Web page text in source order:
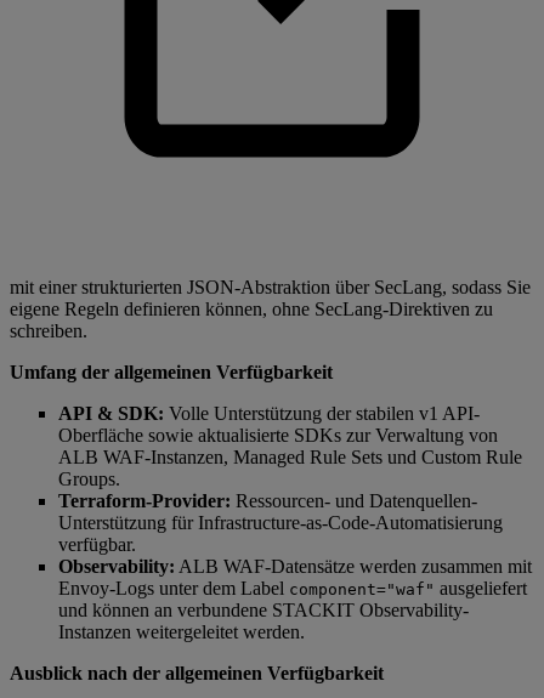
mit einer strukturierten JSON-Abstraktion über SecLang, sodass Sie
eigene Regeln definieren können, ohne SecLang-Direktiven zu
schreiben.
Umfang der allgemeinen Verfügbarkeit
API & SDK: Volle Unterstützung der stabilen v1 API-
Oberfläche sowie aktualisierte SDKs zur Verwaltung von
ALB WAF-Instanzen, Managed Rule Sets und Custom Rule
Groups.
Terraform-Provider: Ressourcen- und Datenquellen-
Unterstützung für Infrastructure-as-Code-Automatisierung
verfügbar.
Observability: ALB WAF-Datensätze werden zusammen mit
Envoy-Logs unter dem Label component="waf" ausgeliefert
und können an verbundene STACKIT Observability-
Instanzen weitergeleitet werden.
Ausblick nach der allgemeinen Verfügbarkeit